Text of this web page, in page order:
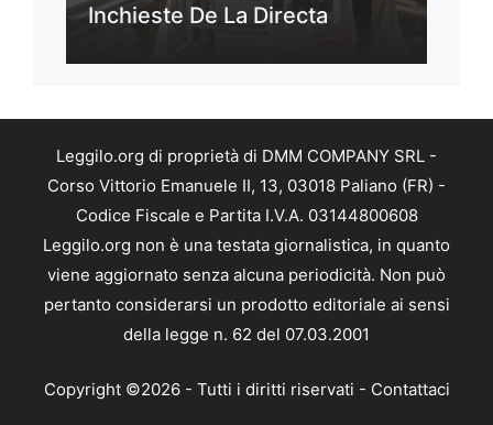
Inchieste De La Directa
Leggilo.org di proprietà di DMM COMPANY SRL -
Corso Vittorio Emanuele II, 13, 03018 Paliano (FR) -
Codice Fiscale e Partita I.V.A. 03144800608
Leggilo.org non è una testata giornalistica, in quanto
viene aggiornato senza alcuna periodicità. Non può
pertanto considerarsi un prodotto editoriale ai sensi
della legge n. 62 del 07.03.2001
Copyright ©2026 - Tutti i diritti riservati - Contattaci